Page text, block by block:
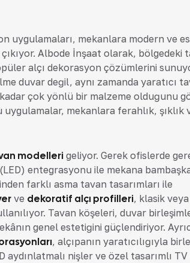
uygulamaları, mekanlara modern ve
Albode İnşaat olarak, bölgedeki
alçı dekorasyon çözümlerini
duvar değil, aynı zamanda yaratıcı
çok yönlü bir malzeme olduğunu
mekanlara ferahlık, şıklık
modelleri geliyor. Gerek ofislerde
entegrasyonu ile mekana
farklı asma tavan tasarımları ile
ve dekoratif alçı profilleri, klasik
Tavan köşeleri, duvar
genel estetiğini güçlendiriyor.
, alçıpanın yaratıcılığıyla
nişler ve özel tasarımlı